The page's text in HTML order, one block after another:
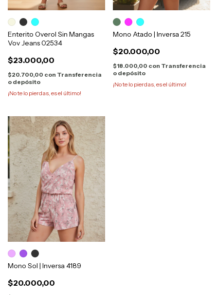
Enterito Overol Sin Mangas
Vov Jeans 02534
$23.000,00
$20.700,00 con Transferencia
o depósito
¡No te lo pierdas, es el último!
Mono Atado | Inversa 215
$20.000,00
$18.000,00 con Transferencia
o depósito
¡No te lo pierdas, es el último!
Mono Sol | Inversa 4189
$20.000,00